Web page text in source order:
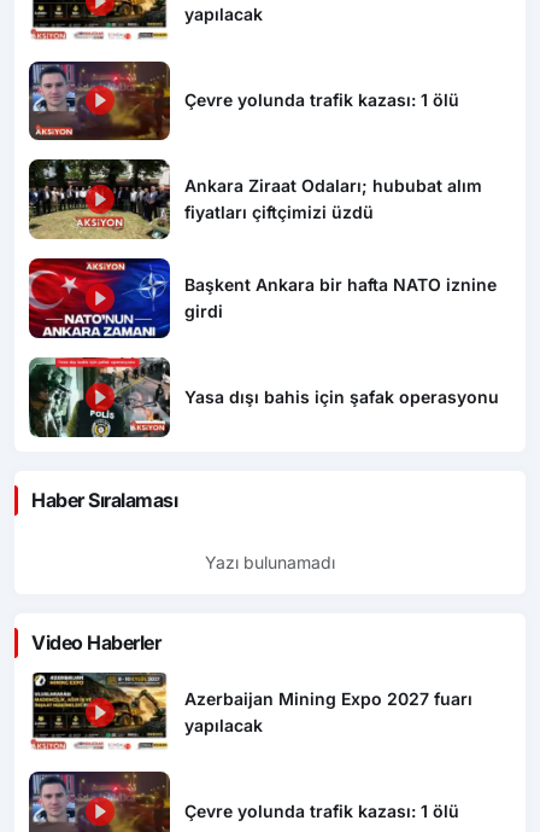
yapılacak
Çevre yolunda trafik kazası: 1 ölü
Ankara Ziraat Odaları; hububat alım
fiyatları çiftçimizi üzdü
Başkent Ankara bir hafta NATO iznine
girdi
Yasa dışı bahis için şafak operasyonu
Haber Sıralaması
Yazı bulunamadı
Video Haberler
Azerbaijan Mining Expo 2027 fuarı
yapılacak
Çevre yolunda trafik kazası: 1 ölü